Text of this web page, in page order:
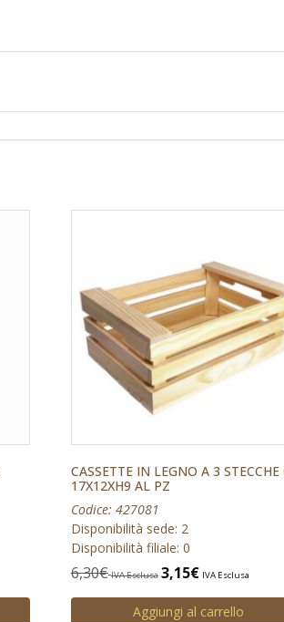
CASSETTE IN LEGNO A 3 STECCHE
17X12XH9 AL PZ
Codice: 427081
Disponibilità sede: 2
Disponibilità filiale: 0
6,30€ IVA Esclusa 3,15€ IVA Esclusa
Aggiungi al carrello